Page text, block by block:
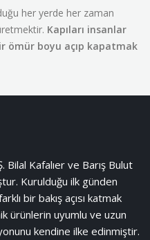
her yerde her zaman
Kapıları insanlar
ömür boyu açıp kapatmak
Bilal Kafalıer ve Barış Bulut
Kurulduğu ilk günden
bir bakış açısı katmak
ürünlerin uyumlu ve uzun
kendine ilke edinmiştir.